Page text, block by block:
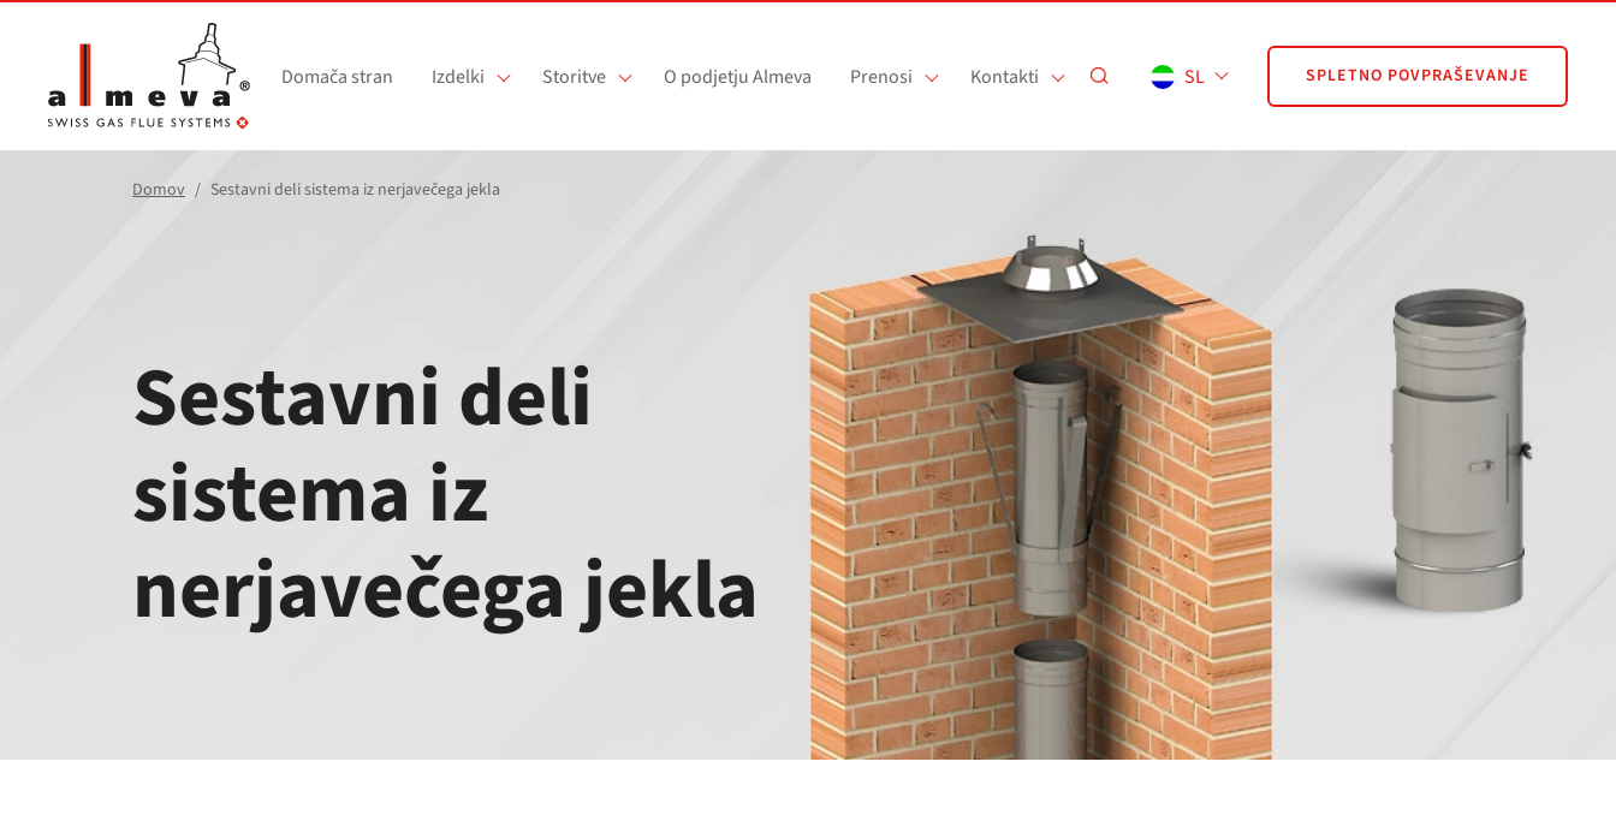
Preskoči na glavno vsebino
Domača stran Izdelki Storitve O podjetju Almeva Prenosi Kontakti SL SPLETNO POVPRAŠEVANJE
Domov Sestavni deli sistema iz nerjavečega jekla
Sestavni deli
sistema iz
nerjavečega jekla